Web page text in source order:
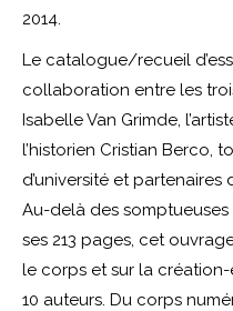
2014.
Le catalogue/recueil
collaboration entre les
Isabelle Van Grimde,
l’historien Cristian Berco,
d’université et
Au-delà des
ses 213 pages, cet
le corps et sur la
10 auteurs. Du corps